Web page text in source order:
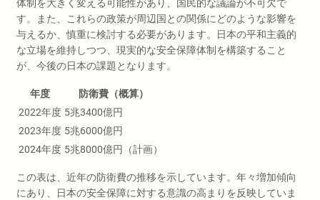
体制を大きく変える可能性があり、国民的な議論が不可欠で
す。また、これらの政策が周辺国との関係にどのような影響を
与えるか、慎重に検討する必要があります。日本の平和主義的
な立場を維持しつつ、現実的な安全保障体制を構築すること
が、今後の日本の課題となります。
年度
防衛費（概算）
2022年度 5兆3400億円
2023年度 5兆6000億円
2024年度 5兆8000億円（計画）
この表は、近年の防衛費の推移を示しています。年々増加傾向
にあり、日本の安全保障に対する意識の高まりを反映していま